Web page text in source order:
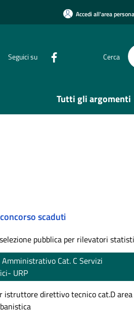
Accedi all'area
Seguici su Cerca
Tutti gli argomenti
scaduti
pubblica per rilevatori
Cat. C Servizi
URP
istruttore direttivo tecnico cat.D area